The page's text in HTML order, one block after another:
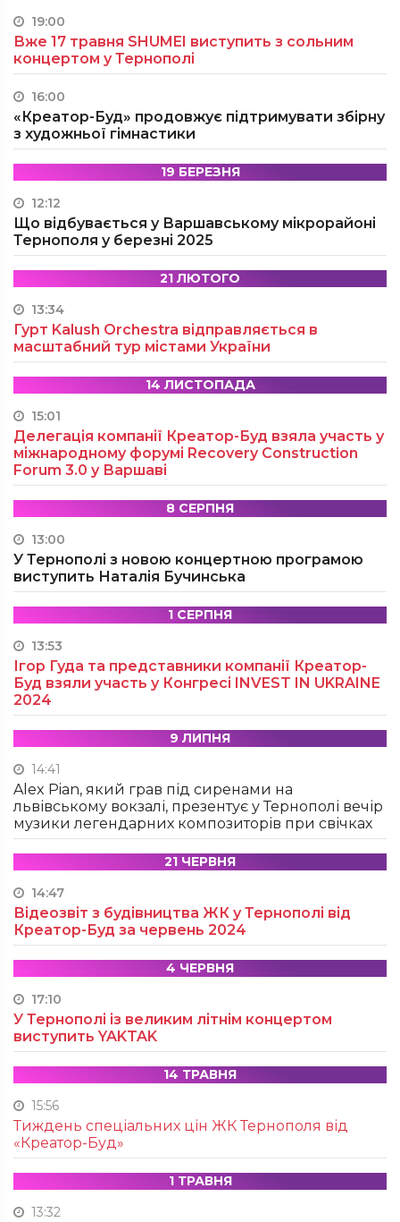
19:00
Вже 17 травня SHUMEI виступить з сольним
концертом у Тернополі
16:00
«Креатор-Буд» продовжує підтримувати збірну
з художньої гімнастики
19 БЕРЕЗНЯ
12:12
Що відбувається у Варшавському мікрорайоні
Тернополя у березні 2025
21 ЛЮТОГО
13:34
Гурт Kalush Orchestra відправляється в
масштабний тур містами України
14 ЛИСТОПАДА
15:01
Делегація компанії Креатор-Буд взяла участь у
міжнародному форумі Recovery Construction
Forum 3.0 у Варшаві
8 СЕРПНЯ
13:00
У Тернополі з новою концертною програмою
виступить Наталія Бучинська
1 СЕРПНЯ
13:53
Ігор Гуда та представники компанії Креатор-
Буд взяли участь у Конгресі INVEST IN UKRAINE
2024
9 ЛИПНЯ
14:41
Alex Pian, який грав під сиренами на
львівському вокзалі, презентує у Тернополі вечір
музики легендарних композиторів при свічках
21 ЧЕРВНЯ
14:47
Відеозвіт з будівництва ЖК у Тернополі від
Креатор-Буд за червень 2024
4 ЧЕРВНЯ
17:10
У Тернополі із великим літнім концертом
виступить YAKTAK
14 ТРАВНЯ
15:56
Тиждень спеціальних цін ЖК Тернополя від
«Креатор-Буд»
1 ТРАВНЯ
13:32